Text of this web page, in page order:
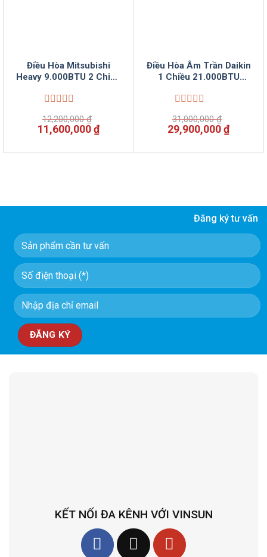
Điều Hòa Mitsubishi
Heavy 9.000BTU 2 Chiều
SRK/SRC25ZSPS-S5
xếp
hạng
5
12,200,000₫
Giá
gốc
là:
11,600,000₫Giá
hiện
tại
Điều Hòa Âm Trần Daikin
1 Chiều 21.000BTU
Vinsun Phân Phối
xếp
hạng
5
31,000,000₫
Giá
gốc
là:
29,900,000₫Giá
tại
Đăng ký tư vấn
KẾT NỐI ĐA KÊNH VỚI VINSUN